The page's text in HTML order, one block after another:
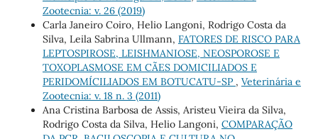
Zootecnia: v. 26 (2019)
Carla Janeiro Coiro, Helio Langoni, Rodrigo Costa da
Silva, Leila Sabrina Ullmann, FATORES DE RISCO PARA
LEPTOSPIROSE, LEISHMANIOSE, NEOSPOROSE E
TOXOPLASMOSE EM CÃES DOMICILIADOS E
PERIDOMÍCILIADOS EM BOTUCATU-SP , Veterinária e
Zootecnia: v. 18 n. 3 (2011)
Ana Cristina Barbosa de Assis, Aristeu Vieira da Silva,
Rodrigo Costa da Silva, Helio Langoni, COMPARAÇÃO